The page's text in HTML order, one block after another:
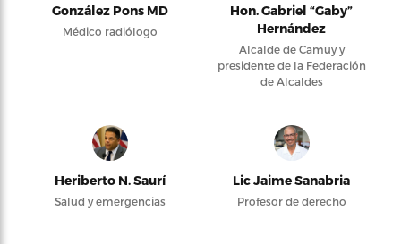
González Pons MD
Médico radiólogo
Hon. Gabriel “Gaby”
Hernández
Alcalde de Camuy y
presidente de la Federación
de Alcaldes
Heriberto N. Saurí
Salud y emergencias
Lic Jaime Sanabria
Profesor de derecho